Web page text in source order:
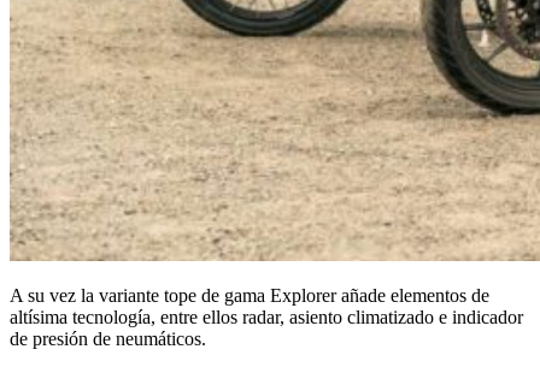
A su vez la variante tope de gama Explorer añade elementos de
altísima tecnología, entre ellos radar, asiento climatizado e indicador
de presión de neumáticos.